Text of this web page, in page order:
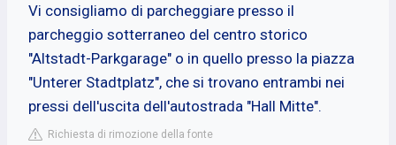
Vi consigliamo di parcheggiare presso il
parcheggio sotterraneo del centro storico
"Altstadt-Parkgarage" o in quello presso la piazza
"Unterer Stadtplatz", che si trovano entrambi nei
pressi dell'uscita dell'autostrada "Hall Mitte".
Richiesta di rimozione della fonte